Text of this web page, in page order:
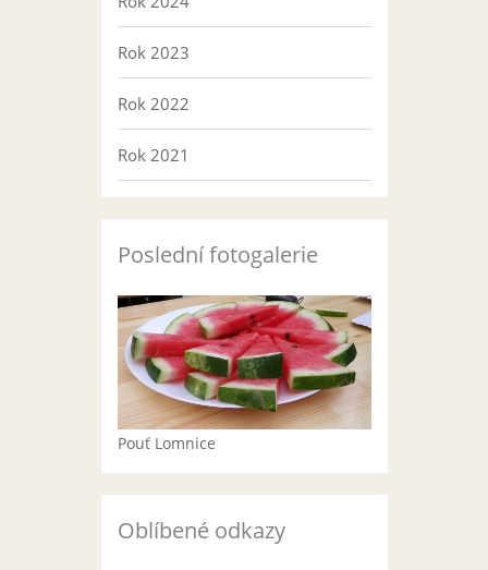
Rok 2023
Rok 2022
Rok 2021
Poslední fotogalerie
Pouť Lomnice
Oblíbené odkazy